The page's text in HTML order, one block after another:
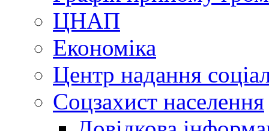
ЦНАП
Економіка
Центр надання
Соцзахист населення